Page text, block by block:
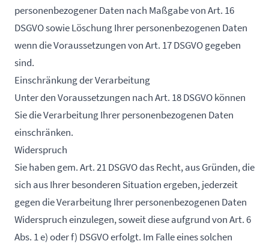
personenbezogener Daten nach Maßgabe von Art. 16
DSGVO sowie Löschung Ihrer personenbezogenen Daten
wenn die Voraussetzungen von Art. 17 DSGVO gegeben
sind.
Einschränkung der Verarbeitung
Unter den Voraussetzungen nach Art. 18 DSGVO können
Sie die Verarbeitung Ihrer personenbezogenen Daten
einschränken.
Widerspruch
Sie haben gem. Art. 21 DSGVO das Recht, aus Gründen, die
sich aus Ihrer besonderen Situation ergeben, jederzeit
gegen die Verarbeitung Ihrer personenbezogenen Daten
Widerspruch einzulegen, soweit diese aufgrund von Art. 6
Abs. 1 e) oder f) DSGVO erfolgt. Im Falle eines solchen